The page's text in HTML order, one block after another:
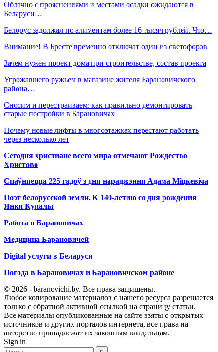
Облачно с прояснениями и местами осадки ожидаются в
Беларуси…
Белорус задолжал по алиментам более 16 тысяч рублей. Что…
Внимание! В Бресте временно отключат один из светофоров
Зачем нужен проект дома при строительстве, состав проекта
Угрожавшего ружьем в магазине жителя Барановичского
района…
Сносим и перестраиваем: как правильно демонтировать
старые постройки в Барановичах
Почему новые лифты в многоэтажках перестают работать
через несколько лет
Сегодня христиане всего мира отмечают Рождество
Христово
Спаўняецца 225 гадоў з дня нараджэння Адама Міцкевіча
Поэт белорусской земли. К 140-летию со дня рождения
Янки Купалы
Работа в Барановичах
Медицина Барановичей
Digital услуги в Беларуси
Погода в Барановичах и Барановичском районе
© 2026 - baranovichi.by. Все права защищены.
Любое копирование материалов с нашего ресурса разрешается
только с обратной активной ссылкой на страницу статьи.
Все материалы опубликованные на сайте взяты с открытых
источников и других порталов интернета, все права на
авторство принадлежат их законным владельцам.
Sign in